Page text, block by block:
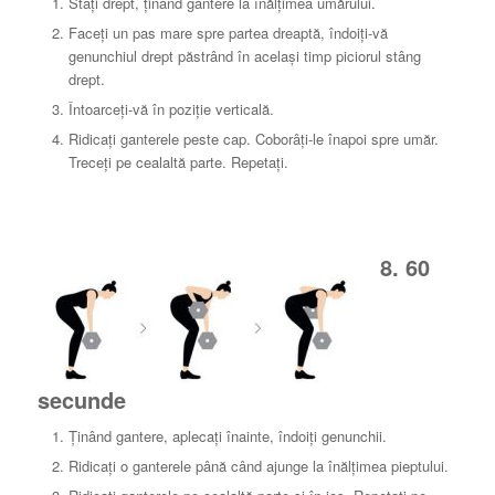
Faceți un pas mare spre partea dreaptă, îndoiți-vă
genunchiul drept păstrând în același timp piciorul stâng
drept.
Întoarceți-vă în poziție verticală.
Ridicați ganterele peste cap. Coborâți-le înapoi spre umăr.
Treceți pe cealaltă parte. Repetați.
8. 60
secunde
Ținând gantere, aplecați înainte, îndoiți genunchii.
Ridicați o ganterele până când ajunge la înălțimea pieptului.